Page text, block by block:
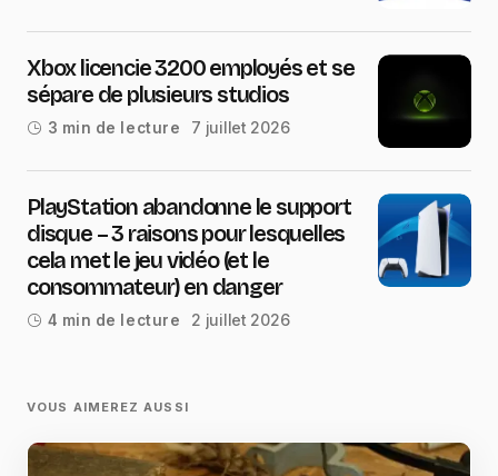
Xbox licencie 3200 employés et se
sépare de plusieurs studios
3 min de lecture 7 juillet 2026
PlayStation abandonne le support
disque – 3 raisons pour lesquelles
cela met le jeu vidéo (et le
consommateur) en danger
4 min de lecture 2 juillet 2026
VOUS AIMEREZ AUSSI